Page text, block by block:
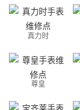
真力时
尊皇